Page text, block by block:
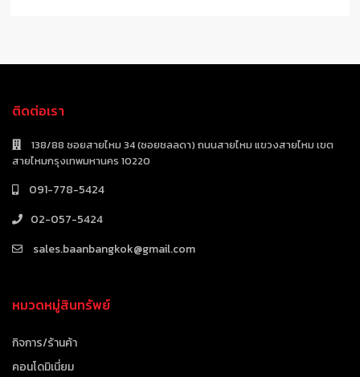
ติดต่อเรา
138/88 ซอยสายไหม 34 (ซอยชลลดา) ถนนสายไหม แขวงสายไหม เขต
สายไหมกรุงเทพมหานคร 10220
091-778-5424
02-057-5424
sales.baanbangkok@gmail.com
หมวดหมู่สินทรัพย์
กิจการ/ร้านค้า
คอนโดมิเนี่ยม